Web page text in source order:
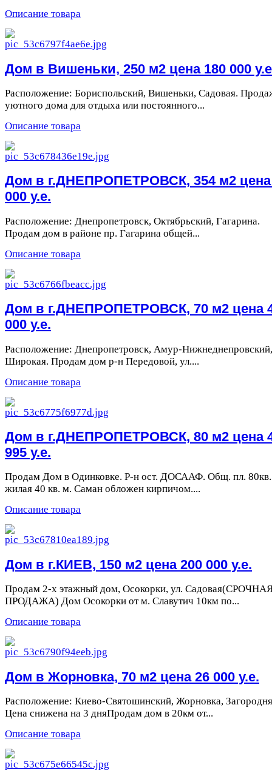
Описание товара
Дом в Вишеньки, 250 м2 цена 180 000
Расположение: Бориспольский, Вишеньки, Садовая.
уютного дома для отдыха или постоянного...
Описание товара
Дом в г.ДНЕПРОПЕТРОВСК, 354 м2 цена
000 у.е.
Расположение: Днепропетровск, Октябрьский, Гагарина.
Продам дом в районе пр. Гагарина общей...
Описание товара
Дом в г.ДНЕПРОПЕТРОВСК, 70 м2 цена
000 у.е.
Расположение: Днепропетровск, Амур-Нижнеднепровский,
Широкая. Продам дом р-н Передовой, ул....
Описание товара
Дом в г.ДНЕПРОПЕТРОВСК, 80 м2 цена
995 у.е.
Продам Дом в Одинковке. Р-н ост. ДОСААФ. Общ. пл.
жилая 40 кв. м. Саман обложен кирпичом....
Описание товара
Дом в г.КИЕВ, 150 м2 цена 200 000 у.е.
Продам 2-х этажный дом, Осокорки, ул.
ПРОДАЖА) Дом Осокорки от м. Славутич 10км по...
Описание товара
Дом в Жорновка, 70 м2 цена 26 000 у.е.
Расположение: Киево-Святошинский, Жорновка,
Цена снижена на 3 дняПродам дом в 20км от...
Описание товара